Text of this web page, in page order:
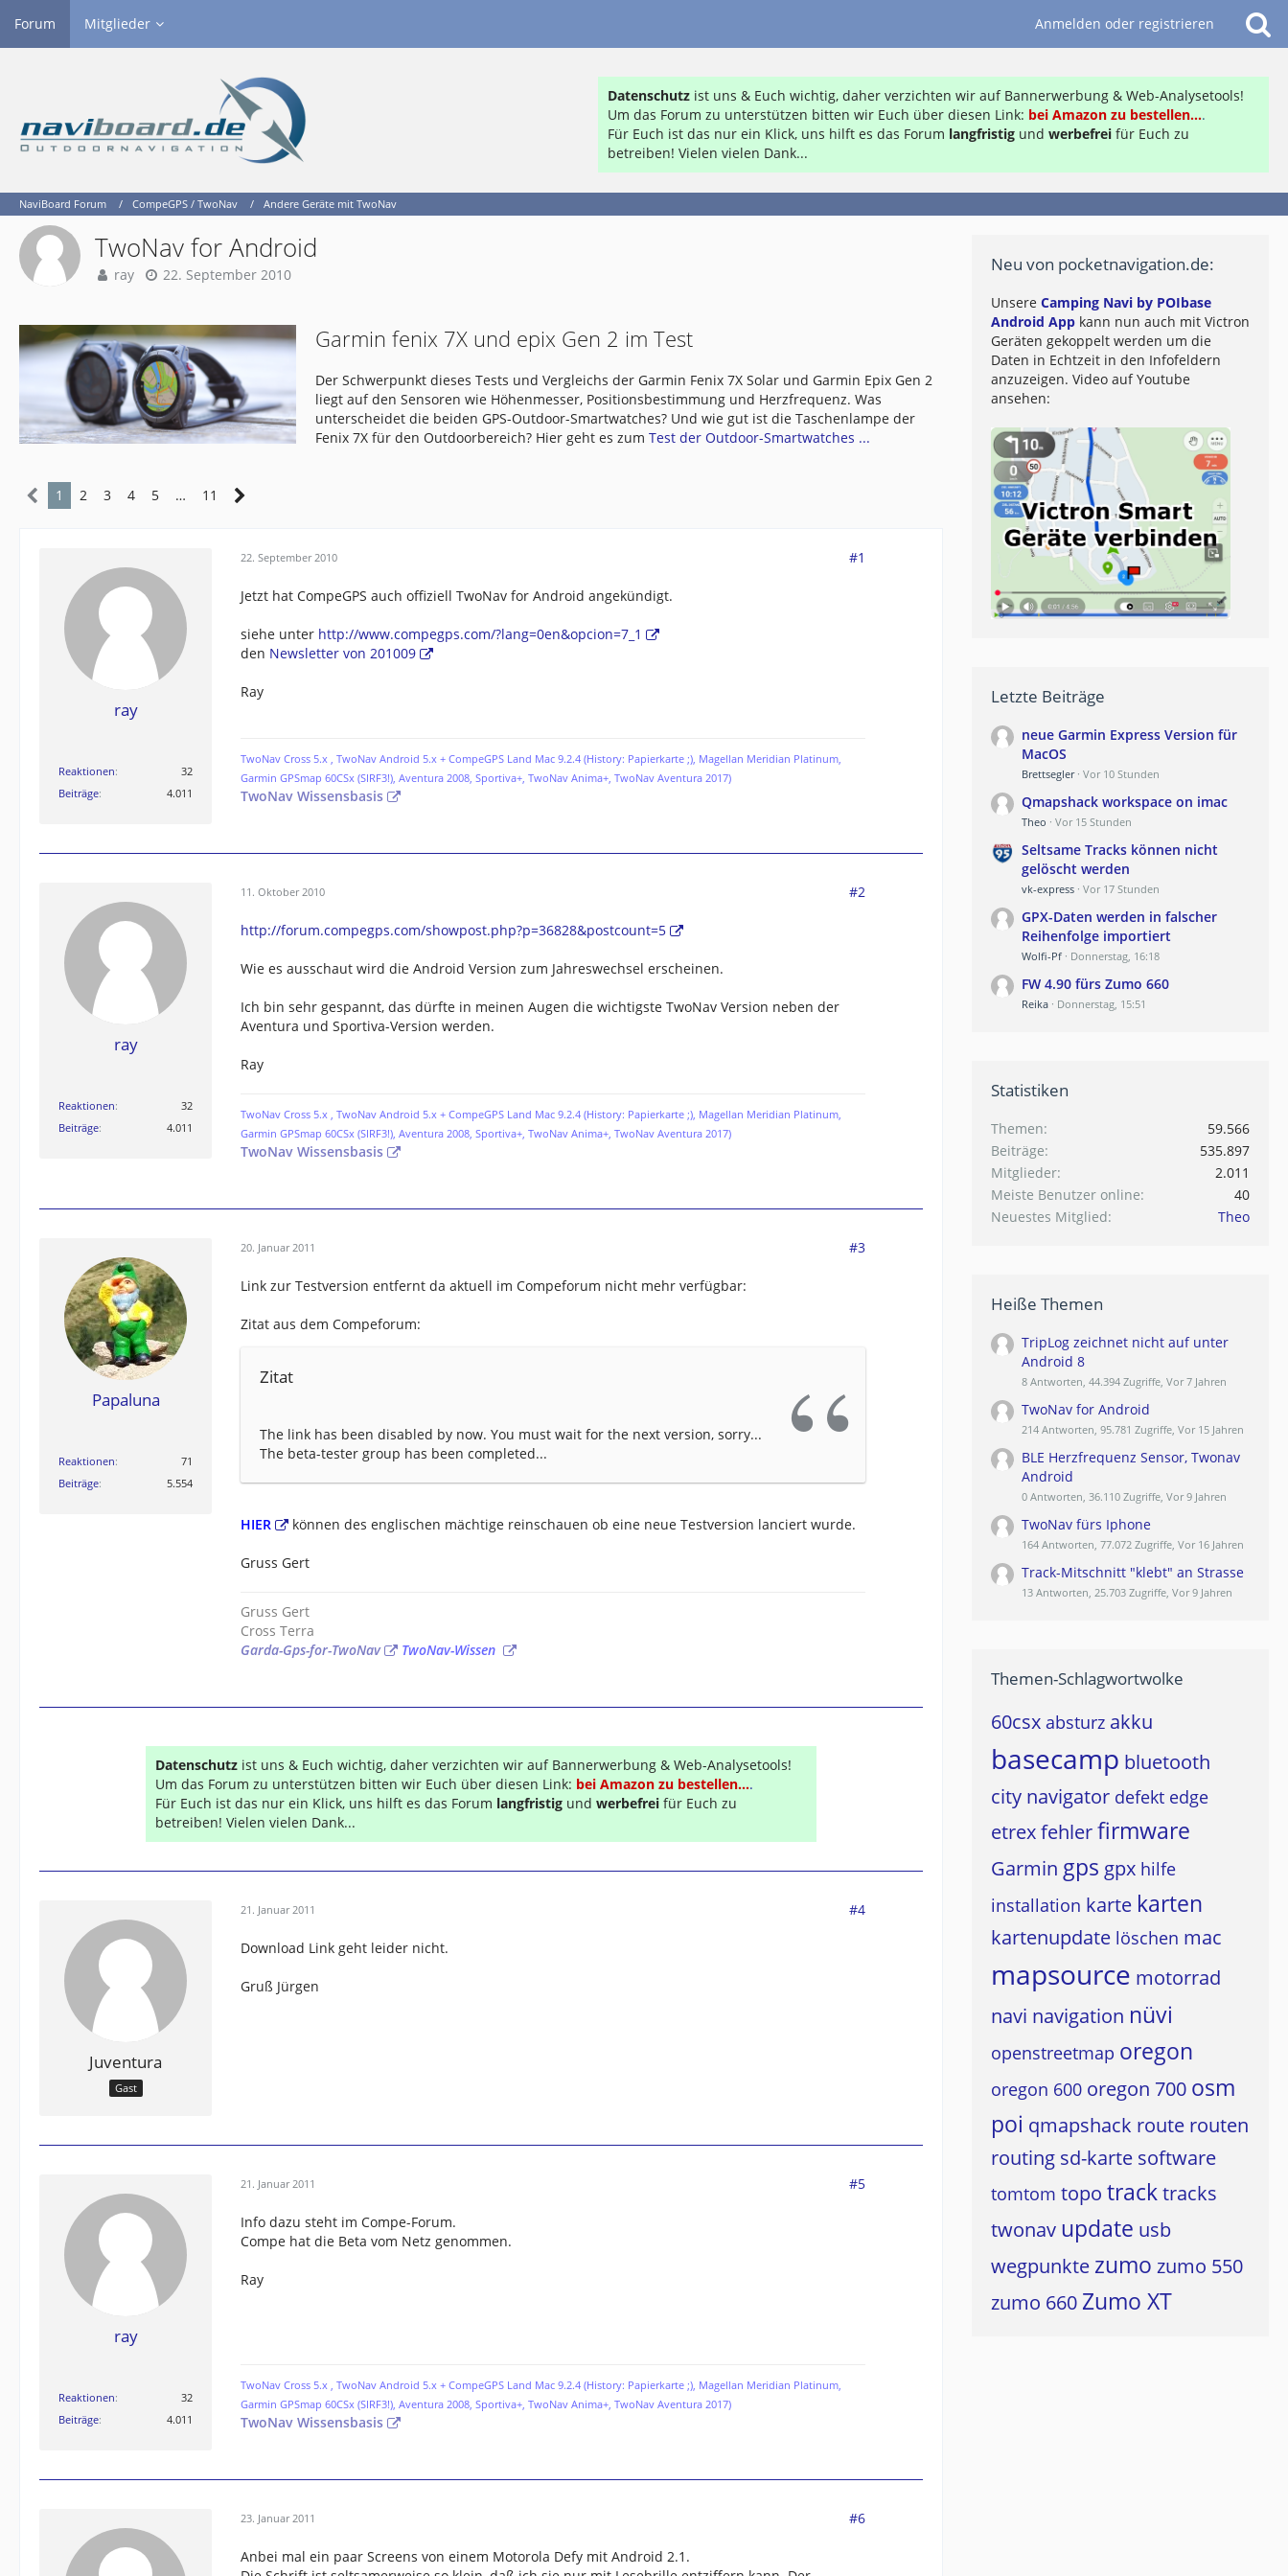
Forum Mitglieder Anmelden oder registrieren
Datenschutz ist uns & Euch wichtig, daher verzichten wir auf Bannerwerbung & Web-Analysetools!
Um das Forum zu unterstützen bitten wir Euch über diesen Link: bei Amazon zu bestellen....
Für Euch ist das nur ein Klick, uns hilft es das Forum langfristig und werbefrei für Euch zu
betreiben! Vielen vielen Dank...
NaviBoard Forum CompeGPS / TwoNav Andere Geräte mit TwoNav
TwoNav for Android
ray 22. September 2010
Garmin fenix 7X und epix Gen 2 im Test
Der Schwerpunkt dieses Tests und Vergleichs der Garmin Fenix 7X Solar und Garmin Epix Gen 2
liegt auf den Sensoren wie Höhenmesser, Positionsbestimmung und Herzfrequenz. Was
unterscheidet die beiden GPS-Outdoor-Smartwatches? Und wie gut ist die Taschenlampe der
Fenix 7X für den Outdoorbereich? Hier geht es zumTest der Outdoor-Smartwatches ...
1 2 3 4 5 … 11
ray
Reaktionen
32
Beiträge
4.011
22. September 2010 #1
Jetzt hat CompeGPS auch offiziell TwoNav for Android angekündigt.
siehe unter http://www.compegps.com/?lang=0en&opcion=7_1
den Newsletter von 201009
Ray
TwoNav Cross 5.x , TwoNav Android 5.x + CompeGPS Land Mac 9.2.4 (History: Papierkarte ;), Magellan Meridian Platinum,
Garmin GPSmap 60CSx (SIRF3!), Aventura 2008, Sportiva+, TwoNav Anima+, TwoNav Aventura 2017)
TwoNav Wissensbasis
ray
Reaktionen
32
Beiträge
4.011
11. Oktober 2010 #2
http://forum.compegps.com/showpost.php?p=36828&postcount=5
Wie es ausschaut wird die Android Version zum Jahreswechsel erscheinen.
Ich bin sehr gespannt, das dürfte in meinen Augen die wichtigste TwoNav Version neben der
Aventura und Sportiva-Version werden.
Ray
TwoNav Cross 5.x , TwoNav Android 5.x + CompeGPS Land Mac 9.2.4 (History: Papierkarte ;), Magellan Meridian Platinum,
Garmin GPSmap 60CSx (SIRF3!), Aventura 2008, Sportiva+, TwoNav Anima+, TwoNav Aventura 2017)
TwoNav Wissensbasis
Papaluna
Reaktionen
71
Beiträge
5.554
20. Januar 2011 #3
Link zur Testversion entfernt da aktuell im Compeforum nicht mehr verfügbar:
Zitat aus dem Compeforum:
Zitat
The link has been disabled by now. You must wait for the next version, sorry...
The beta-tester group has been completed...
HIER können des englischen mächtige reinschauen ob eine neue Testversion lanciert wurde.
Gruss Gert
Gruss Gert
Cross Terra
Garda-Gps-for-TwoNav
TwoNav-Wissen
Datenschutz ist uns & Euch wichtig, daher verzichten wir auf Bannerwerbung & Web-Analysetools!
Um das Forum zu unterstützen bitten wir Euch über diesen Link: bei Amazon zu bestellen....
Für Euch ist das nur ein Klick, uns hilft es das Forum langfristig und werbefrei für Euch zu
betreiben! Vielen vielen Dank...
Juventura
Gast
21. Januar 2011 #4
Download Link geht leider nicht.
Gruß Jürgen
ray
Reaktionen
32
Beiträge
4.011
21. Januar 2011 #5
Info dazu steht im Compe-Forum.
Compe hat die Beta vom Netz genommen.
Ray
TwoNav Cross 5.x , TwoNav Android 5.x + CompeGPS Land Mac 9.2.4 (History: Papierkarte ;), Magellan Meridian Platinum,
Garmin GPSmap 60CSx (SIRF3!), Aventura 2008, Sportiva+, TwoNav Anima+, TwoNav Aventura 2017)
TwoNav Wissensbasis
23. Januar 2011 #6
Anbei mal ein paar Screens von einem Motorola Defy mit Android 2.1.
Neu von pocketnavigation.de:
Unsere Camping Navi by POIbase
Android App kann nun auch mit Victron
Geräten gekoppelt werden um die
Daten in Echtzeit in den Infofeldern
anzuzeigen. Video auf Youtube
ansehen:
Letzte Beiträge
neue Garmin Express Version für
MacOS
Brettsegler Vor 10 Stunden
Qmapshack workspace on imac
Theo Vor 15 Stunden
Seltsame Tracks können nicht
gelöscht werden
vk-express Vor 17 Stunden
GPX-Daten werden in falscher
Reihenfolge importiert
Wolfi-Pf Donnerstag, 16:18
FW 4.90 fürs Zumo 660
Reika Donnerstag, 15:51
Statistiken
Themen
59.566
Beiträge
535.897
Mitglieder
2.011
Meiste Benutzer online
40
Neuestes Mitglied
Theo
Heiße Themen
TripLog zeichnet nicht auf unter
Android 8
8 Antworten, 44.394 Zugriffe, Vor 7 Jahren
TwoNav for Android
214 Antworten, 95.781 Zugriffe, Vor 15 Jahren
BLE Herzfrequenz Sensor, Twonav
Android
0 Antworten, 36.110 Zugriffe, Vor 9 Jahren
TwoNav fürs Iphone
164 Antworten, 77.072 Zugriffe, Vor 16 Jahren
Track-Mitschnitt "klebt" an Strasse
13 Antworten, 25.703 Zugriffe, Vor 9 Jahren
Themen-Schlagwortwolke
60csx absturz akku
basecamp bluetooth
city navigator defekt edge
etrexfehlerfirmware
Garmin gps gpx hilfe
installation karte karten
kartenupdate löschen mac
mapsource motorrad
navi navigation nüvi
openstreetmap oregon
oregon 600 oregon 700 osm
poi qmapshack route routen
routing sd-karte software
tomtom topo tracktracks
twonav update usb
wegpunkte zumo zumo 550
zumo 660 Zumo XT